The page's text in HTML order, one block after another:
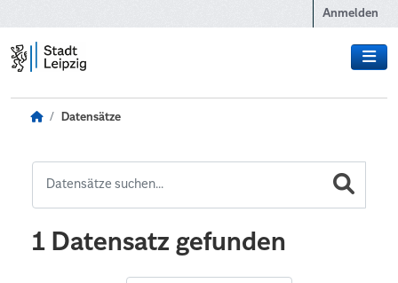
Anmelden
Datensätze
1 Datensatz gefunden